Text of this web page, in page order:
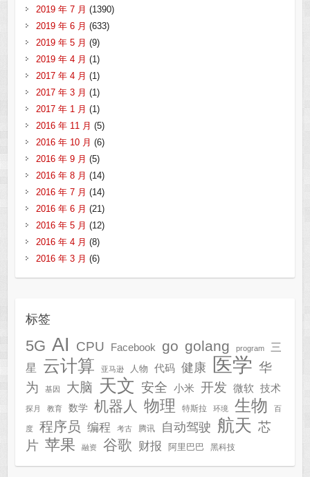
2019 年 7 月 (1390)
2019 年 6 月 (633)
2019 年 5 月 (9)
2019 年 4 月 (1)
2017 年 4 月 (1)
2017 年 3 月 (1)
2017 年 1 月 (1)
2016 年 11 月 (5)
2016 年 10 月 (6)
2016 年 9 月 (5)
2016 年 8 月 (14)
2016 年 7 月 (14)
2016 年 6 月 (21)
2016 年 5 月 (12)
2016 年 4 月 (8)
2016 年 3 月 (6)
标签
5G AI CPU Facebook go golang program
三
星
云计算 亚马逊 人物 代码 健康 医学 华
为
基因 大脑 天文 安全 小米 开发 微软 技术
探月 教育 数学 机器人 物理 特斯拉 环境 生物 百
度 程序员 编程 考古 腾讯 自动驾驶 航天 芯
片 苹果 融资 谷歌 财报 阿里巴巴 黑科技